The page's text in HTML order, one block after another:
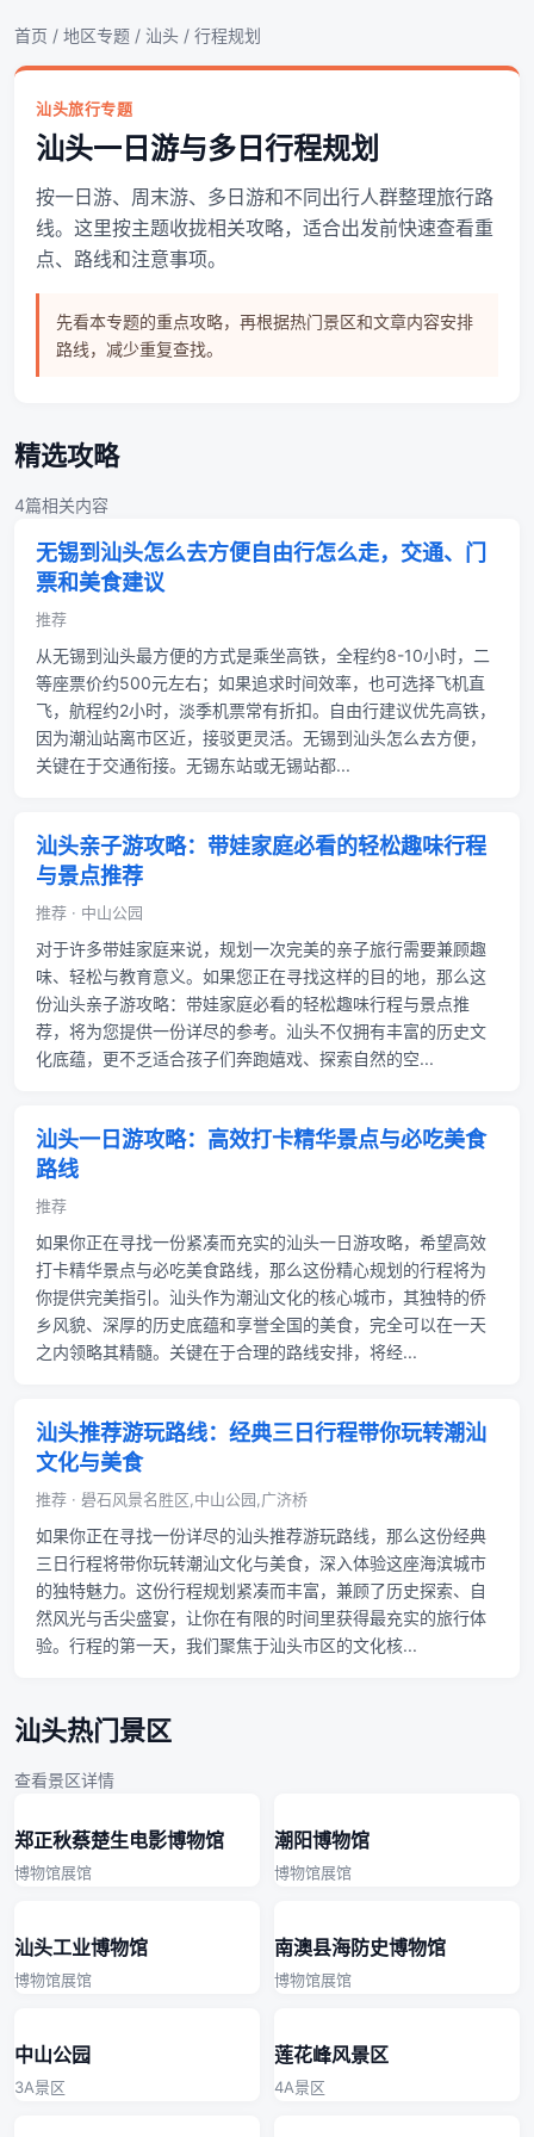
首页 / 地区专题 / 汕头 / 行程规划
汕头旅行专题
汕头一日游与多日行程规划
按一日游、周末游、多日游和不同出行人群整理旅行路
线。这里按主题收拢相关攻略，适合出发前快速查看重
点、路线和注意事项。
先看本专题的重点攻略，再根据热门景区和文章内容安排
路线，减少重复查找。
精选攻略
4篇相关内容
无锡到汕头怎么去方便自由行怎么走，交通、门
票和美食建议
推荐
从无锡到汕头最方便的方式是乘坐高铁，全程约8-10小时，二
等座票价约500元左右；如果追求时间效率，也可选择飞机直
飞，航程约2小时，淡季机票常有折扣。自由行建议优先高铁，
因为潮汕站离市区近，接驳更灵活。无锡到汕头怎么去方便，
关键在于交通衔接。无锡东站或无锡站都...
汕头亲子游攻略：带娃家庭必看的轻松趣味行程
与景点推荐
推荐 · 中山公园
对于许多带娃家庭来说，规划一次完美的亲子旅行需要兼顾趣
味、轻松与教育意义。如果您正在寻找这样的目的地，那么这
份汕头亲子游攻略：带娃家庭必看的轻松趣味行程与景点推
荐，将为您提供一份详尽的参考。汕头不仅拥有丰富的历史文
化底蕴，更不乏适合孩子们奔跑嬉戏、探索自然的空...
汕头一日游攻略：高效打卡精华景点与必吃美食
路线
推荐
如果你正在寻找一份紧凑而充实的汕头一日游攻略，希望高效
打卡精华景点与必吃美食路线，那么这份精心规划的行程将为
你提供完美指引。汕头作为潮汕文化的核心城市，其独特的侨
乡风貌、深厚的历史底蕴和享誉全国的美食，完全可以在一天
之内领略其精髓。关键在于合理的路线安排，将经...
汕头推荐游玩路线：经典三日行程带你玩转潮汕
文化与美食
推荐 · 礐石风景名胜区,中山公园,广济桥
如果你正在寻找一份详尽的汕头推荐游玩路线，那么这份经典
三日行程将带你玩转潮汕文化与美食，深入体验这座海滨城市
的独特魅力。这份行程规划紧凑而丰富，兼顾了历史探索、自
然风光与舌尖盛宴，让你在有限的时间里获得最充实的旅行体
验。行程的第一天，我们聚焦于汕头市区的文化核...
汕头热门景区
查看景区详情
郑正秋蔡楚生电影博物馆
博物馆展馆
潮阳博物馆
博物馆展馆
汕头工业博物馆
博物馆展馆
南澳县海防史博物馆
博物馆展馆
中山公园
3A景区
莲花峰风景区
4A景区